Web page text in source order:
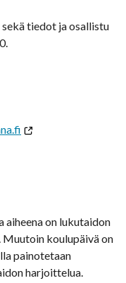
tiedot ja osallistu
on lukutaidon
Muutoin koulupäivä on
painotetaan
harjoittelua.